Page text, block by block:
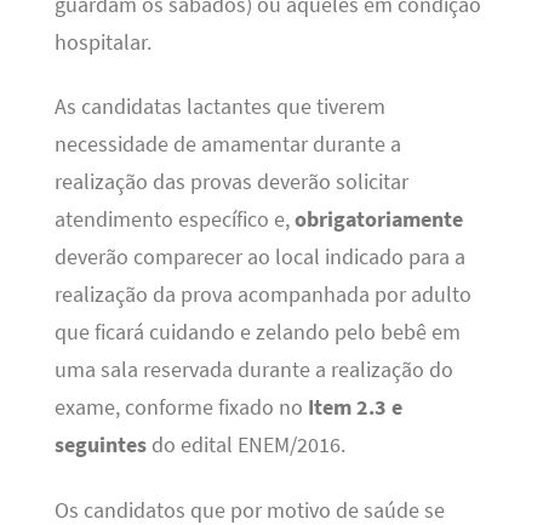
hospitalar.
As candidatas lactantes que tiverem
necessidade de amamentar durante a
realização das provas deverão solicitar
atendimento específico e,obrigatoriamente
deverão comparecer ao local indicado para a
realização da prova acompanhada por adulto
que ficará cuidando e zelando pelo bebê em
uma sala reservada durante a realização do
exame, conforme fixado no Item 2.3 e
seguintes do edital ENEM/2016.
Os candidatos que por motivo de saúde se